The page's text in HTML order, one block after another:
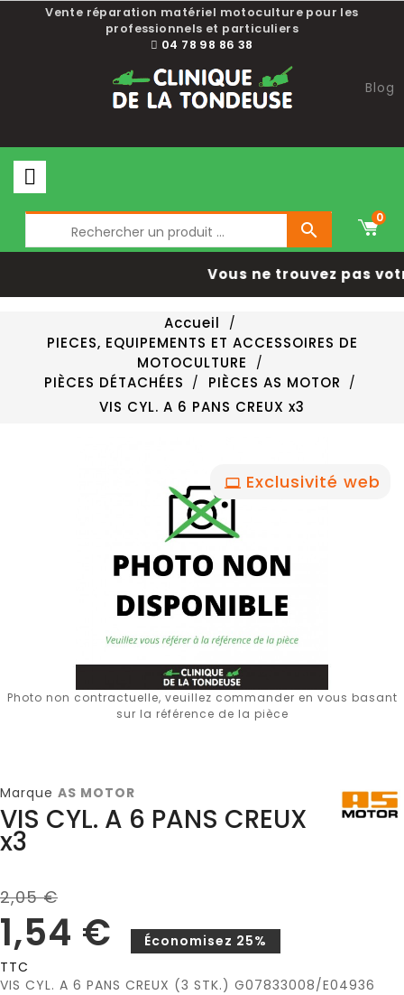
Vente réparation matériel motoculture pour les
professionnels et particuliers
04 78 98 86 38
Blog

0
Vous ne trouvez pas
Accueil
PIECES, EQUIPEMENTS ET ACCESSOIRES DE
MOTOCULTURE
PIÈCES DÉTACHÉES
PIÈCES AS MOTOR
VIS CYL. A 6 PANS CREUX x3
Exclusivité web
Photo non contractuelle, veuillez commander en vous basant
sur la référence de la pièce
Marque AS MOTOR
VIS CYL. A 6 PANS CREUX
x3
2,05 €
1,54 €
Économisez 25%
TTC
VIS CYL. A 6 PANS CREUX (3 STK.) G07833008/E04936